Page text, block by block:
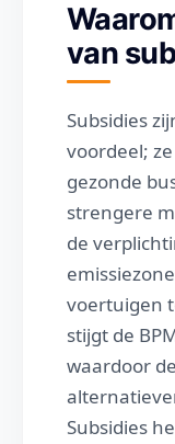
van
Subsidies
voordeel;
gezonde
strengere
de
voertuigen
stijgt de
waardoor
Subsidies